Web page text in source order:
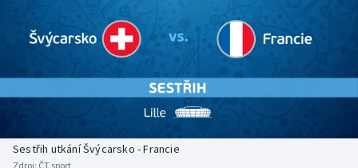
Americký fotbal
Basketbal
NEPŘEHLÉDNĚTE
Aplikace ČT sport
Sestřih utkání Švýcarsko - Francie
Zdroj: ČT sport